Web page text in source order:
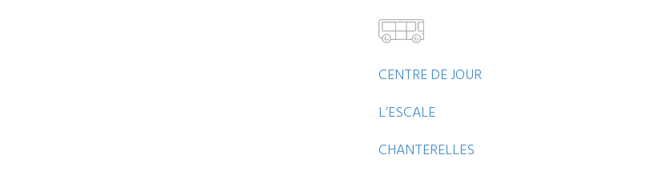
CENTRE DE JOUR
L’ESCALE
CHANTERELLES